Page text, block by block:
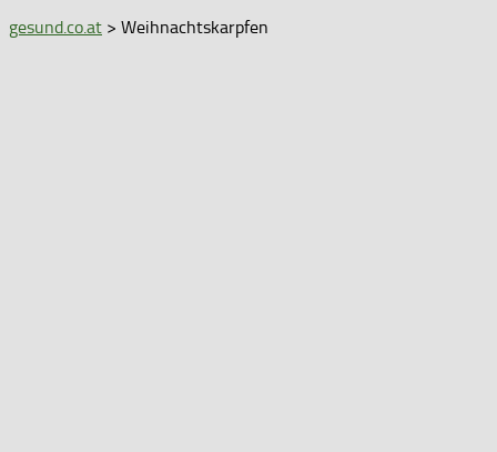
gesund.co.at > Weihnachtskarpfen